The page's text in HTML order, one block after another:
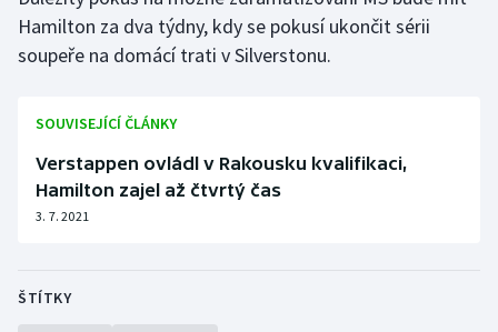
Hamilton za dva týdny, kdy se pokusí ukončit sérii
soupeře na domácí trati v Silverstonu.
SOUVISEJÍCÍ ČLÁNKY
Verstappen ovládl v Rakousku kvalifikaci,
Hamilton zajel až čtvrtý čas
3. 7. 2021
ŠTÍTKY